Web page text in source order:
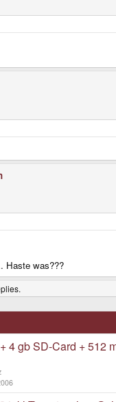
Haste was???
4 gb SD-Card + 512